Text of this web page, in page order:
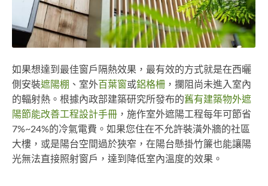
如果想達到最佳窗戶隔熱效果，最有效的方式就是在西曬
側安裝遮陽棚 、室外百葉窗或鋁格柵 ，攔阻尚未進入室內
的輻射熱。根據內政部建築研究所發布的舊有建築物外遮
陽節能改善工程設計手冊 ，施作室外遮陽工程每年可節省
7%~24%的冷氣電費。如果您住在不允許裝潢外牆的社區
大樓，或是陽台空間過於狹窄，在陽台懸掛竹簾也能讓陽
光無法直接照射窗戶，達到降低室內溫度的效果。